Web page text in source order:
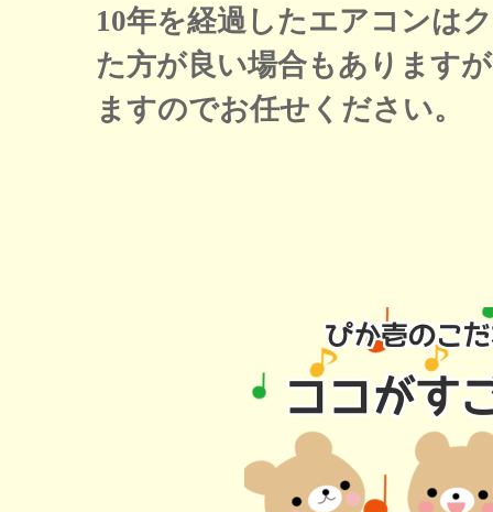
10年を経過したエアコンは
た方が良い場合もあります
ますのでお任せください。